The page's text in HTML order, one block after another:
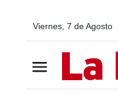
Viernes, 7 de Agosto